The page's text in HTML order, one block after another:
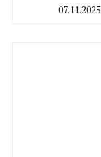
07.11.2025